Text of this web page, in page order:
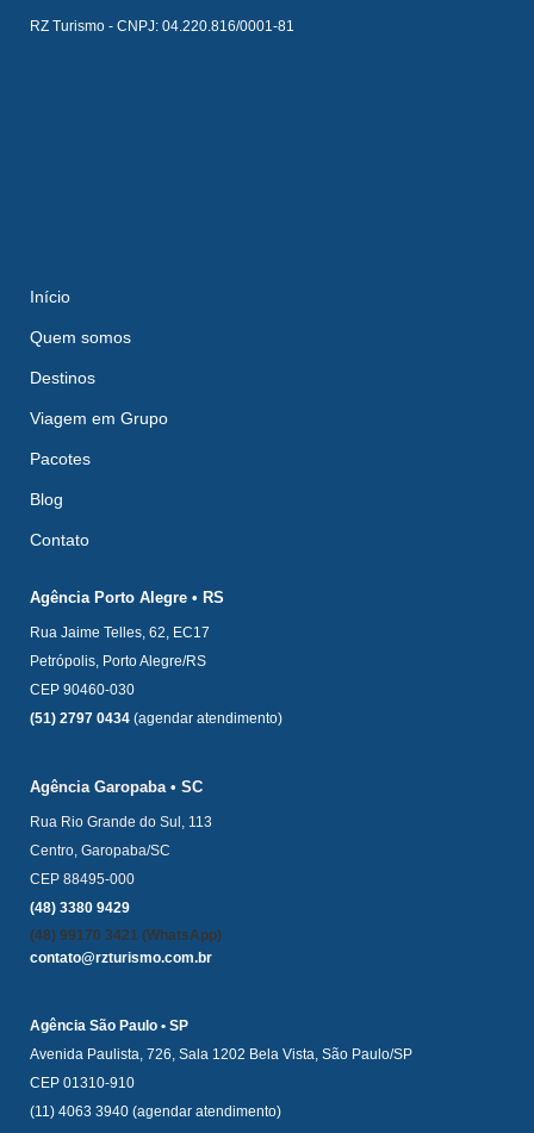
RZ Turismo - CNPJ: 04.220.816/0001-81
Início
Quem somos
Destinos
Viagem em Grupo
Pacotes
Blog
Contato
Agência Porto Alegre • RS
Rua Jaime Telles, 62, EC17
Petrópolis, Porto Alegre/RS
CEP 90460-030
(51) 2797 0434 (agendar atendimento)
Agência Garopaba • SC
Rua Rio Grande do Sul, 113
Centro, Garopaba/SC
CEP 88495-000
(48) 3380 9429
(48) 99170 3421 (WhatsApp)
contato@rzturismo.com.br
Agência São Paulo • SP
Avenida Paulista, 726, Sala 1202 Bela Vista, São Paulo/SP
CEP 01310-910
(11) 4063 3940 (agendar atendimento)